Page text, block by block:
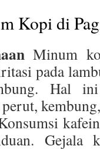
Kopi di
Minum
pada
Hal ini